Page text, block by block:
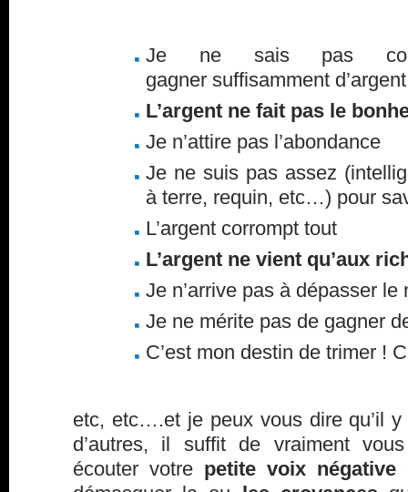
Je ne sais pas
gagner suffisamment d’argent
L’argent ne fait pas le
Je n’attire pas l’abondance
Je ne suis pas assez
à terre, requin, etc…) pour
L’argent corrompt tout
L’argent ne vient qu’aux
Je n’arrive pas à dépasser
Je ne mérite pas de gagner
C’est mon destin de trimer !
etc, etc….et je peux vous dire qu’il
d’autres, il suffit de vraiment
écouter votre petite voix négative